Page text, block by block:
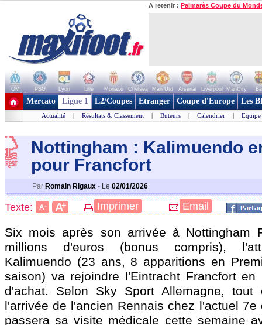
A retenir : Palmarès Coupe du
OM PSG Lyon Lille Monaco Chelsea Man Utd Arsenal Liverpool ManCity
+ de clubs
Mercato Ligue 1 L2/Coupes Etranger Coupe d'Europe Les
Actualité | Résultats & Classement | Buteurs | Calendrier | Equipe
Nottingham : Kalimuendo
pour Francfort
Par Romain Rigaux - Le 02/01/2026
Texte: A- A+ Imprimer Email
Six mois après son arrivée à Nottingham
millions d'euros (bonus compris),
Kalimuendo (23 ans, 8 apparitions en
saison) va rejoindre l'Eintracht Francfort en
d'achat. Selon Sky Sport Allemagne, tout
l'arrivée de l'ancien Rennais chez l'actuel 7e
passera sa visite médicale cette semaine